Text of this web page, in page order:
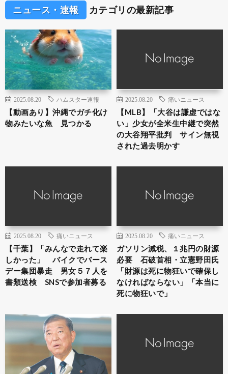
ニュース・速報 カテゴリの最新記事
2025.08.20 ハムスター速報
【動画あり】沖縄でガチ化け
物みたいな魚 見つかる
2025.08.20 痛いニュース
【MLB】「大谷は謙虚ではな
い」少女が全米生中継で突然
の大谷翔平批判 サイン無視
された過去明かす
2025.08.20 痛いニュース
【千葉】「みんなで走れて楽
しかった」 バイクでバース
デー集団暴走 男女５７人を
書類送検 SNSで参加者募る
2025.08.20 痛いニュース
ガソリン減税、１兆円の財源
必要 石破首相・立憲野田氏
「財源は死に物狂いで確保し
なければならない」「本当に
死に物狂いで」